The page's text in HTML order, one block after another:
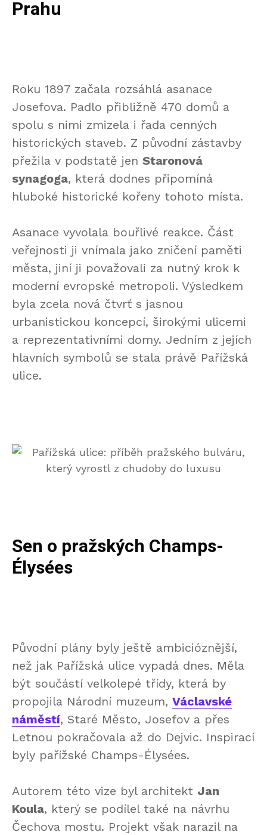
Prahu
Roku 1897 začala rozsáhlá asanace
Josefova. Padlo přibližně 470 domů a
spolu s nimi zmizela i řada cenných
historických staveb. Z původní zástavby
přežila v podstatě jen Staronová
synagoga, která dodnes připomíná
hluboké historické kořeny tohoto místa.
Asanace vyvolala bouřlivé reakce. Část
veřejnosti ji vnímala jako zničení paměti
města, jiní ji považovali za nutný krok k
moderní evropské metropoli. Výsledkem
byla zcela nová čtvrť s jasnou
urbanistickou koncepcí, širokými ulicemi
a reprezentativními domy. Jedním z jejích
hlavních symbolů se stala právě Pařížská
ulice.
Sen o pražských Champs-
Élysées
Původní plány byly ještě ambicióznější,
než jak Pařížská ulice vypadá dnes. Měla
být součástí velkolepé třídy, která by
propojila Národní muzeum, Václavské
náměstí, Staré Město, Josefov a přes
Letnou pokračovala až do Dejvic. Inspirací
byly pařížské Champs-Élysées.
Autorem této vize byl architekt Jan
Koula, který se podílel také na návrhu
Čechova mostu. Projekt však narazil na